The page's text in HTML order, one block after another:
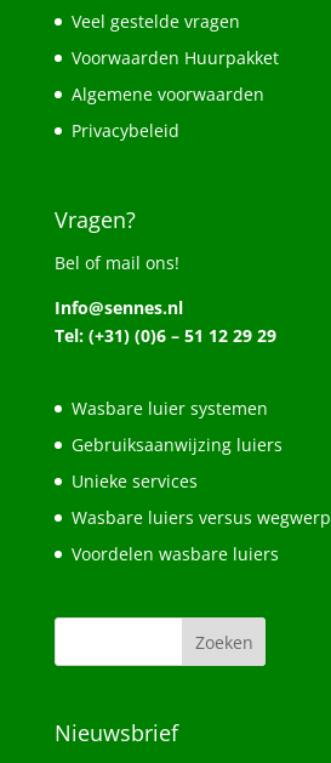
Veel gestelde vragen
Voorwaarden Huurpakket
Algemene voorwaarden
Privacybeleid
Vragen?
Bel of mail ons!
Info@sennes.nl
Tel: (+31) (0)6 – 51 12 29 29
Wasbare luier systemen
Gebruiksaanwijzing luiers
Unieke services
Wasbare luiers versus wegwerp
Voordelen wasbare luiers
Nieuwsbrief